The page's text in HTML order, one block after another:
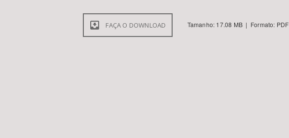
FAÇA O DOWNLOAD Tamanho: 17.08 MB | Formato: PDF